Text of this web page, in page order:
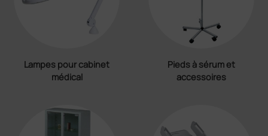
Lampes pour cabinet
médical
Pieds à sérum et
accessoires